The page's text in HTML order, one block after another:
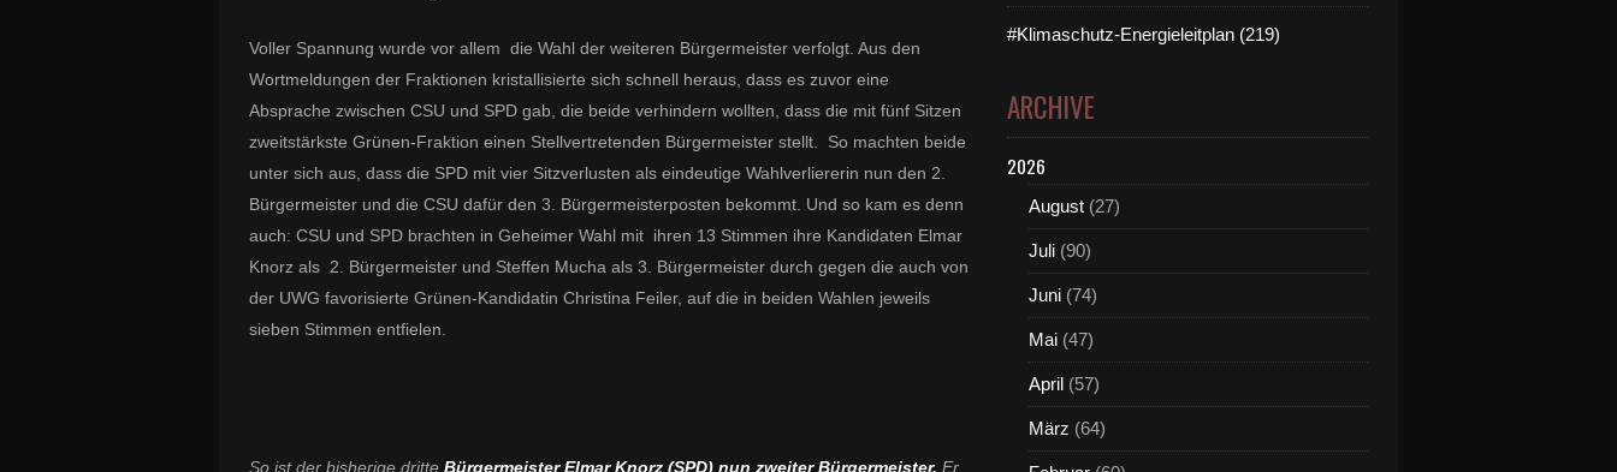
Voller Spannung wurde vor allem die Wahl der weiteren Bürgermeister verfolgt. Aus den
Wortmeldungen der Fraktionen kristallisierte sich schnell heraus, dass es zuvor eine
Absprache zwischen CSU und SPD gab, die beide verhindern wollten, dass die mit fünf Sitzen
zweitstärkste Grünen-Fraktion einen Stellvertretenden Bürgermeister stellt. So machten beide
unter sich aus, dass die SPD mit vier Sitzverlusten als eindeutige Wahlverliererin nun den 2.
Bürgermeister und die CSU dafür den 3. Bürgermeisterposten bekommt. Und so kam es denn
auch: CSU und SPD brachten in Geheimer Wahl mit ihren 13 Stimmen ihre Kandidaten Elmar
Knorz als 2. Bürgermeister und Steffen Mucha als 3. Bürgermeister durch gegen die auch von
der UWG favorisierte Grünen-Kandidatin Christina Feiler, auf die in beiden Wahlen jeweils
sieben Stimmen entfielen.
So ist der bisherige dritte Bürgermeister Elmar Knorz (SPD) nun zweiter Bürgermeister. Er
#Klimaschutz-Energieleitplan (219)
ARCHIVE
2026
August (27)
Juli (90)
Juni (74)
Mai (47)
April (57)
März (64)